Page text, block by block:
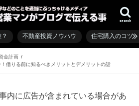
search
不動産投資ノウハウ 住宅購入のコツ
金計画
借りる前に知るべきメリットとデメリットの話
内に広告が含まれている場合があ